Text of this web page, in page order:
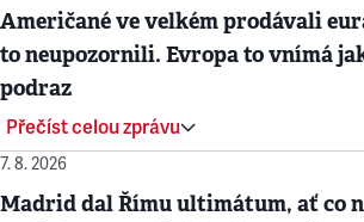
Američané ve velkém prodávali
to neupozornili. Evropa to vnímá
podraz
Přečíst celou zprávu
7. 8. 2026
Madrid dal Římu ultimátum, ať co